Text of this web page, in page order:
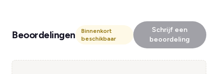
Beoordelingen
Binnenkort
beschikbaar
Schrijf een
beoordeling